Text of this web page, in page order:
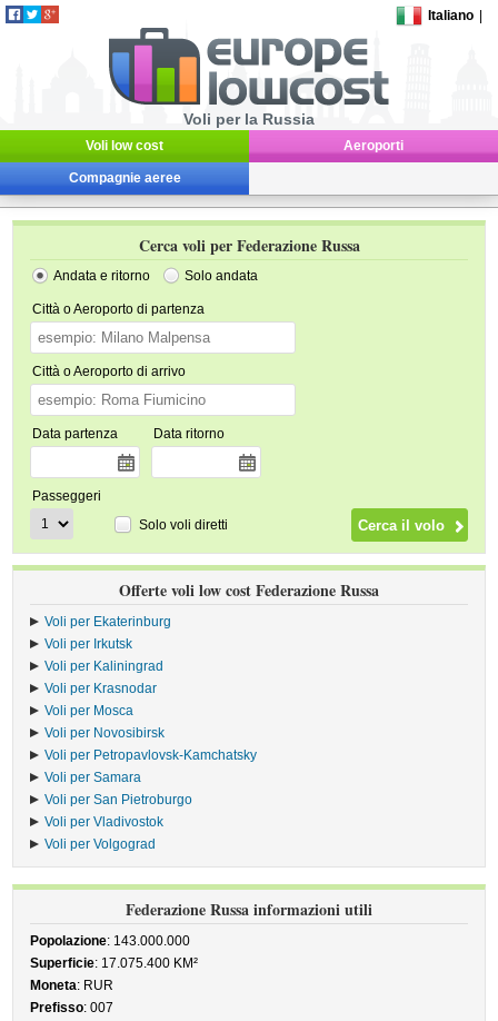
Italiano
Voli per la Russia
Voli low cost Aeroporti
Compagnie aeree
Cerca voli per Federazione Russa
Andata e ritorno Solo andata
Città o Aeroporto di partenza
Città o Aeroporto di arrivo
Data partenza Data ritorno
Passeggeri
Solo voli diretti
Offerte voli low cost Federazione Russa
Voli per Ekaterinburg
Voli per Irkutsk
Voli per Kaliningrad
Voli per Krasnodar
Voli per Mosca
Voli per Novosibirsk
Voli per Petropavlovsk-Kamchatsky
Voli per Samara
Voli per San Pietroburgo
Voli per Vladivostok
Voli per Volgograd
Federazione Russa informazioni utili
Popolazione: 143.000.000
Superficie: 17.075.400 KM²
Moneta: RUR
Prefisso: 007